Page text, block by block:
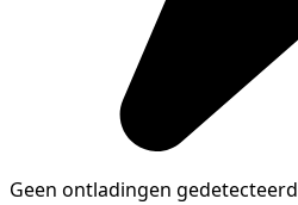
Geen ontladingen gedetecteerd